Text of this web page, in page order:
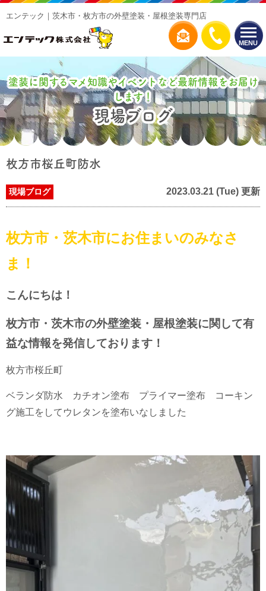
MENU
エンテック｜茨木市・枚方市の外壁塗装・屋根塗装専門店
塗装に関するマメ知識やイベントなど最新情報をお届け
します！
現場ブログ
枚方市桜丘町防水
現場ブログ 2023.03.21 (Tue) 更新
枚方市・茨木市にお住まいのみなさ
ま！
こんにちは！
枚方市・茨木市の外壁塗装・屋根塗装に関して有
益な情報を発信しております！
枚方市桜丘町
ベランダ防水 カチオン塗布 プライマー塗布 コーキン
グ施工をしてウレタンを塗布いなしました